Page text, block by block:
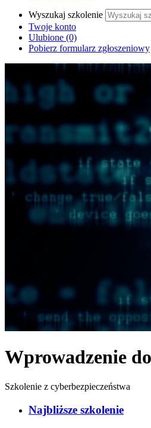
Wyszukaj szkolenie
Twoje konto
Ulubione (0)
Pobierz formularz zgłoszeniowy
Wprowadzenie
Szkolenie z cyberbezpieczeństwa
Najbliższe szkolenie